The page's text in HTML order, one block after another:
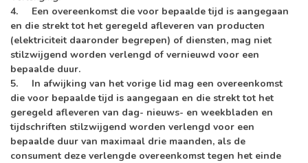
4. Een overeenkomst die voor bepaalde tijd is aangegaan
en die strekt tot het geregeld afleveren van producten
(elektriciteit daaronder begrepen) of diensten, mag niet
stilzwijgend worden verlengd of vernieuwd voor een
bepaalde duur.
5. In afwijking van het vorige lid mag een overeenkomst
die voor bepaalde tijd is aangegaan en die strekt tot het
geregeld afleveren van dag- nieuws- en weekbladen en
tijdschriften stilzwijgend worden verlengd voor een
bepaalde duur van maximaal drie maanden, als de
consument deze verlengde overeenkomst tegen het einde